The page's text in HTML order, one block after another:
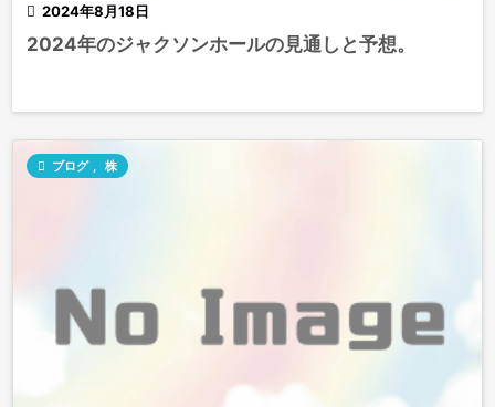
 2024年8月18日
2024年のジャクソンホールの見通しと予想。
 ブログ 株